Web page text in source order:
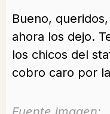
Bueno,
ahora los dejo.
los chicos del
cobro caro por